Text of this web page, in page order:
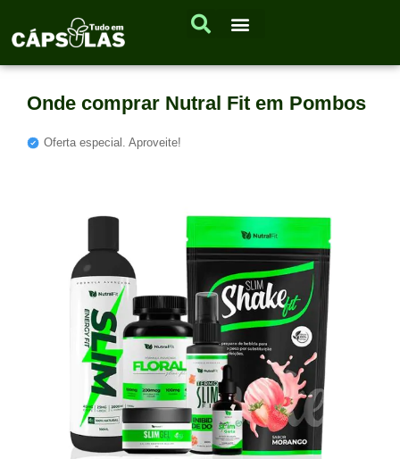
Onde comprar Nutral Fit em Pombos
Oferta especial. Aproveite!